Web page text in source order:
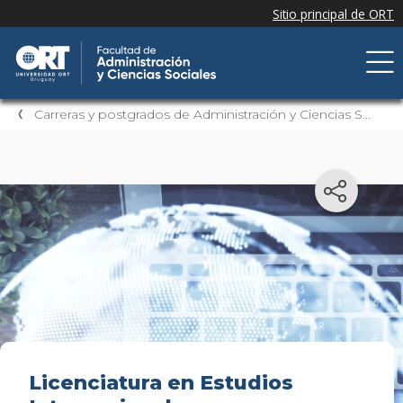
Carreras y postgrados de Administración y Ciencias Sociales
Licenciatura en Estudios